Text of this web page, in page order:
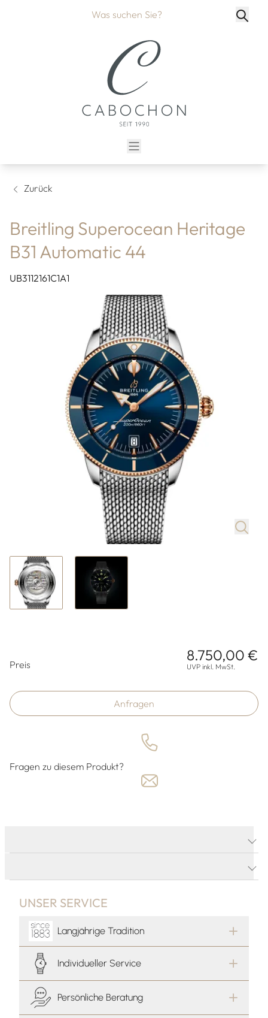
Zurück
Breitling Superocean Heritage
B31 Automatic 44
UB3112161C1A1
Preis
8.750,00 €
UVP inkl. MwSt.
Anfragen
Fragen zu diesem Produkt?
UNSER SERVICE
Langjährige Tradition
Individueller Service
Persönliche Beratung